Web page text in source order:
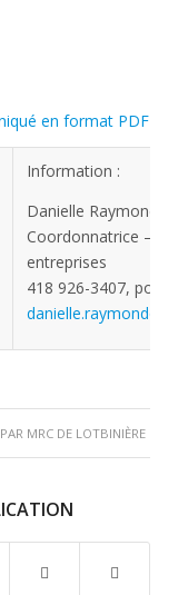
en format PDF
Information :
Danielle Raymond
Coordonnatrice –
entreprises
418 926-3407, poste
PAR MRC DE LOTBINIÈRE